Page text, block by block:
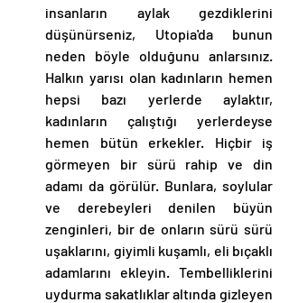
insanların aylak gezdiklerini
düşünürseniz, Utopia'da bunun
neden böyle olduğunu anlarsınız.
Halkın yarısı olan kadınların hemen
hepsi bazı yerlerde aylaktır,
kadınların çalıştığı yerlerdeyse
hemen bütün erkekler. Hiçbir iş
görmeyen bir sürü rahip ve din
adamı da görülür. Bunlara, soylular
ve derebeyleri denilen büyün
zenginleri, bir de onların sürü sürü
uşaklarını, giyimli kuşamlı, eli bıçaklı
adamlarını ekleyin. Tembelliklerini
uydurma sakatlıklar altında gizleyen